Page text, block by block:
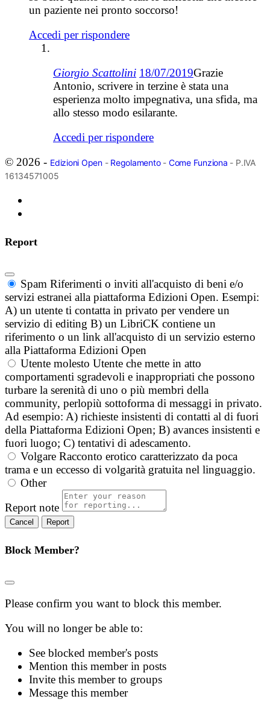
un paziente nei pronto soccorso!
Accedi per rispondere
Giorgio Scattolini 18/07/2019Grazie
Antonio, scrivere in terzine è stata una
esperienza molto impegnativa, una sfida, ma
allo stesso modo esilarante.
Accedi per rispondere
© 2026 - Edizioni Open- Regolamento- Come Funziona - P.IVA
16134571005
Report
Spam Riferimenti o inviti all'acquisto di beni e/o
servizi estranei alla piattaforma Edizioni Open. Esempi:
A) un utente ti contatta in privato per vendere un
servizio di editing B) un LibriCK contiene un
riferimento o un link all'acquisto di un servizio esterno
alla Piattaforma Edizioni Open
Utente molesto Utente che mette in atto
comportamenti sgradevoli e inappropriati che possono
turbare la serenità di uno o più membri della
community, perlopiù sottoforma di messaggi in privato.
Ad esempio: A) richieste insistenti di contatti al di fuori
della Piattaforma Edizioni Open; B) avances insistenti e
fuori luogo; C) tentativi di adescamento.
Volgare Racconto erotico caratterizzato da poca
trama e un eccesso di volgarità gratuita nel linguaggio.
Other
Report note
Report
Block Member?
Please confirm you want to block this member.
You will no longer be able to:
See blocked member's posts
Mention this member in posts
Invite this member to groups
Message this member